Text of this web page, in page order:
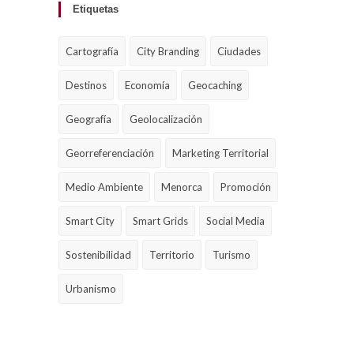
Etiquetas
Cartografía City Branding Ciudades
Destinos Economía Geocaching
Geografía Geolocalización
Georreferenciación Marketing Territorial
Medio Ambiente Menorca Promoción
Smart City Smart Grids Social Media
Sostenibilidad Territorio Turismo
Urbanismo